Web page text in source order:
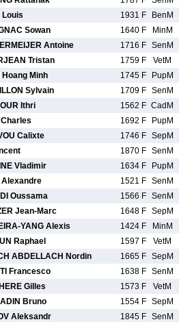
Louis 1931 F BenM
Sowan 1640 F MinM
Antoine 1716 F SenM
Tristan 1759 F VetM
Hoang Minh 1745 F PupM
Sylvain 1709 F SenM
Ithri 1562 F CadM
Charles 1692 F PupM
Calixte 1746 F SepM
1870 F SenM
Vladimir 1634 F PupM
Alexandre 1521 F SenM
Oussama 1566 F SenM
Jean-Marc 1648 F SepM
YANG Alexis 1424 F MinM
Raphael 1597 F VetM
ABDELLACH Nordin 1665 F SepM
Francesco 1638 F SenM
Gilles 1573 F VetM
Bruno 1554 F SepM
Aleksandr 1845 F SenM